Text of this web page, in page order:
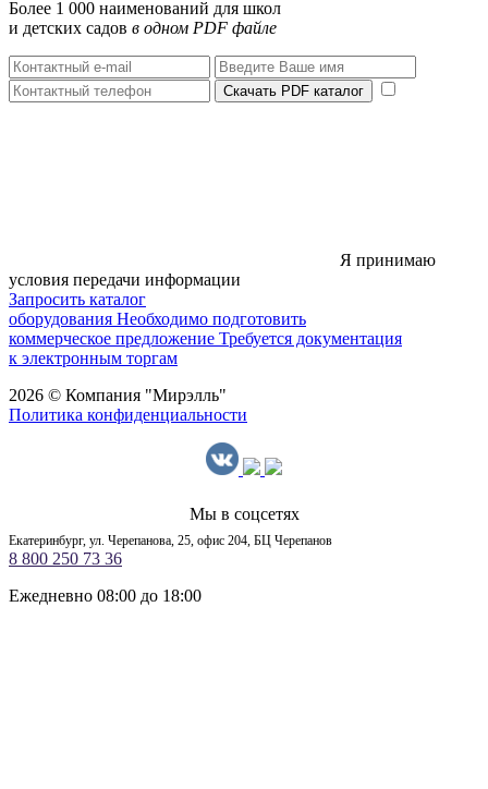
Более 1 000 наименований для школ
и детских садов в одном PDF файле
Скачать PDF каталог
Я принимаю
условия передачи информации
Запросить каталог
оборудования Необходимо подготовить
коммерческое предложение Требуется документация
к электронным торгам
2026 © Компания "Мирэлль"
Политика конфиденциальности
Мы в соцсетях
Екатеринбург, ул. Черепанова, 25, офис 204, БЦ Черепанов
8 800 250 73 36
Ежедневно 08:00 до 18:00